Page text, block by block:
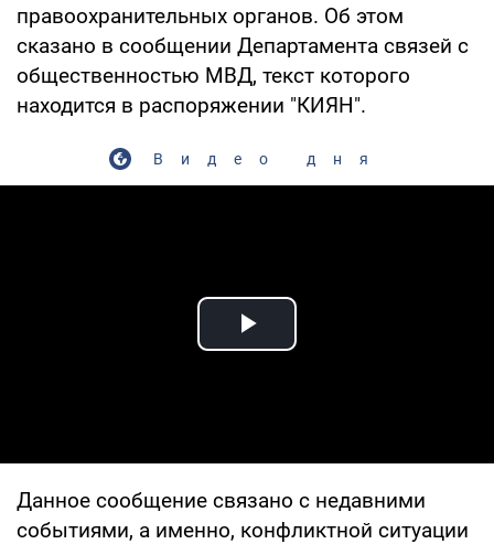
правоохранительных органов. Об этом
сказано в сообщении Департамента связей с
общественностью МВД, текст которого
находится в распоряжении "КИЯН".
Видео дня
Play Video
Данное сообщение связано с недавними
событиями, а именно, конфликтной ситуации